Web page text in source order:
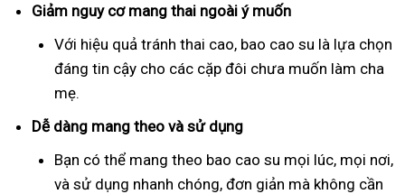
Giảm nguy cơ mang thai ngoài ý muốn
Với hiệu quả tránh thai cao, bao cao su là lựa chọn
đáng tin cậy cho các cặp đôi chưa muốn làm cha
mẹ.
Dễ dàng mang theo và sử dụng
Bạn có thể mang theo bao cao su mọi lúc, mọi nơi,
và sử dụng nhanh chóng, đơn giản mà không cần